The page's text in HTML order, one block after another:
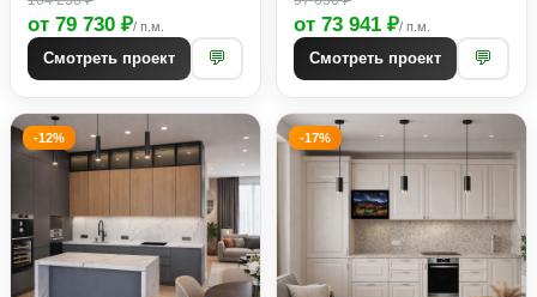
от 79 730 ₽/ п.м.
Смотреть проект 💬
от 73 941 ₽/ п.м.
Смотреть проект 💬
-12% -17%